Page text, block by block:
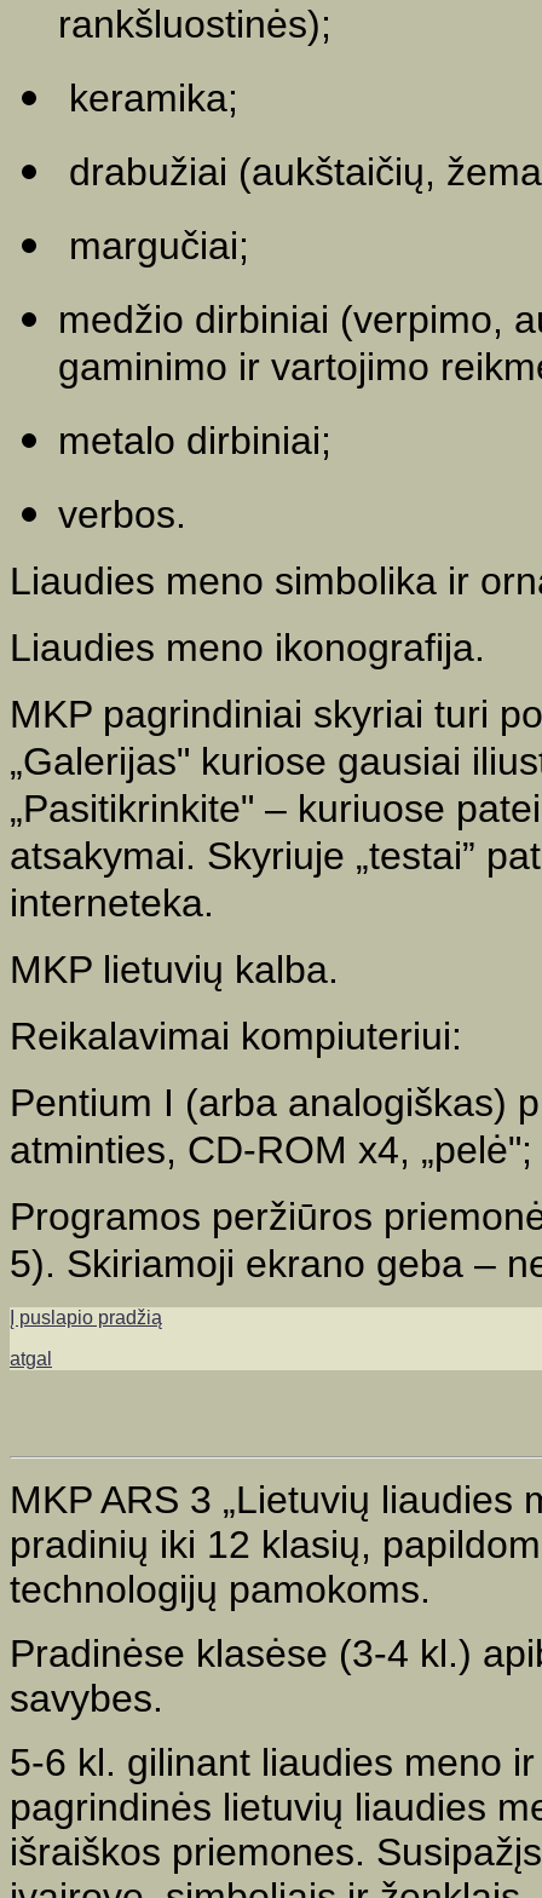
rankšluostinės);
keramika;
drabužiai (aukštaičių,
margučiai;
medžio dirbiniai (verpimo,
gaminimo ir vartojimo
metalo dirbiniai;
verbos.
Liaudies meno simbolika ir
Liaudies meno ikonografija.
MKP pagrindiniai skyriai turi
„Galerijas" kuriose gausiai
„Pasitikrinkite" – kuriuose
atsakymai. Skyriuje „testai”
interneteka.
MKP lietuvių kalba.
Reikalavimai kompiuteriui:
Pentium I (arba analogiškas)
atminties, CD-ROM x4,
Programos peržiūros
5). Skiriamoji ekrano geba –
Į puslapio pradžią
atgal
MKP ARS 3 „Lietuvių liaudies
pradinių iki 12 klasių,
technologijų pamokoms.
Pradinėse klasėse (3-4 kl.)
savybes.
5-6 kl. gilinant liaudies meno
pagrindinės lietuvių liaudies
išraiškos priemones.